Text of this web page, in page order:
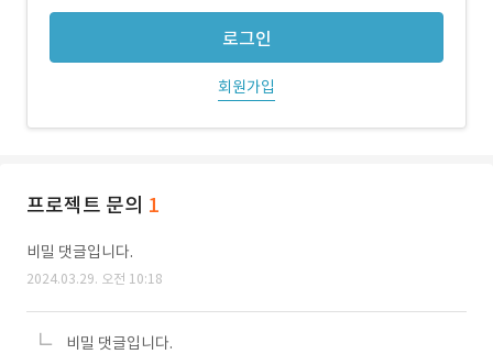
로그인
회원가입
프로젝트 문의 1
비밀 댓글입니다.
2024.03.29. 오전 10:18
비밀 댓글입니다.